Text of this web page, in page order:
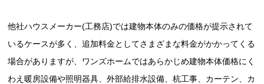
他社ハウスメーカー(工務店)では建物本体のみの価格が提示されて
いるケースが多く、追加料金としてさまざまな料金がかかってくる
場合がありますが、ワンズホームではあらかじめ建物本体価格にく
わえ暖房設備や照明器具、外部給排水設備、杭工事、カーテン、カ